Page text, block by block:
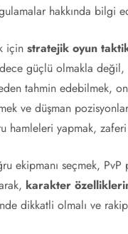
hakkında bilgi
içinstratejik oyun
güçlü olmakla
tahmin edebilmek,
ve düşman
hamleleri yapmak,
ekipmanı seçmek, PvP
karakter
dikkatli olmalı ve